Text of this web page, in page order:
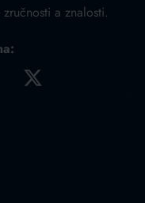
a znalosti.